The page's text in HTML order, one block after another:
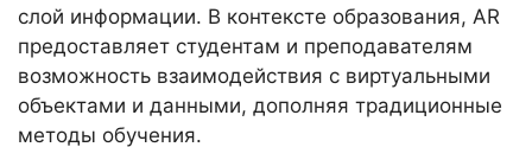
слой информации. В контексте образования, AR
предоставляет студентам и преподавателям
возможность взаимодействия с виртуальными
объектами и данными, дополняя традиционные
методы обучения.